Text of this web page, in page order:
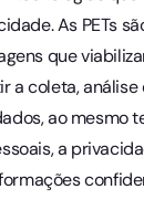
As PETs
que
a coleta, análise
ao mesmo
a